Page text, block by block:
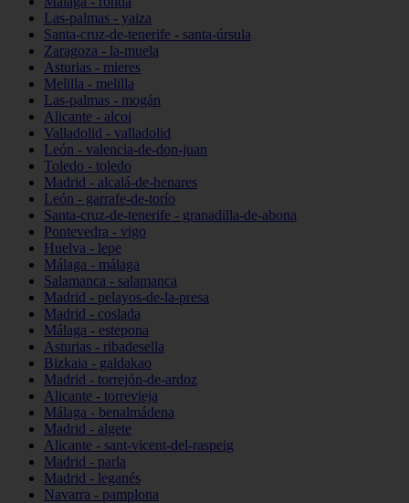
Las-palmas - yaiza
Santa-cruz-de-tenerife - santa-úrsula
Zaragoza - la-muela
Asturias - mieres
Melilla - melilla
Las-palmas - mogán
Alicante - alcoi
Valladolid - valladolid
León - valencia-de-don-juan
Toledo - toledo
Madrid - alcalá-de-henares
León - garrafe-de-torío
Santa-cruz-de-tenerife - granadilla-de-abona
Pontevedra - vigo
Huelva - lepe
Málaga - málaga
Salamanca - salamanca
Madrid - pelayos-de-la-presa
Madrid - coslada
Málaga - estepona
Asturias - ribadesella
Bizkaia - galdakao
Madrid - torrejón-de-ardoz
Alicante - torrevieja
Málaga - benalmádena
Madrid - algete
Alicante - sant-vicent-del-raspeig
Madrid - parla
Madrid - leganés
Navarra - pamplona